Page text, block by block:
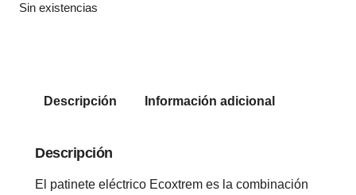
Sin existencias
Descripción Información adicional
Descripción
El patinete eléctrico Ecoxtrem es la combinación